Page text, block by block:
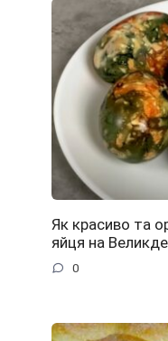
Як красиво та
яйця на
0